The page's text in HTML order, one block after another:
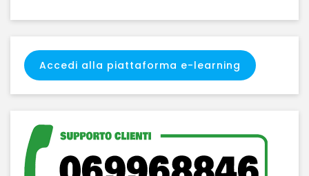
Accedi alla piattaforma e-learning